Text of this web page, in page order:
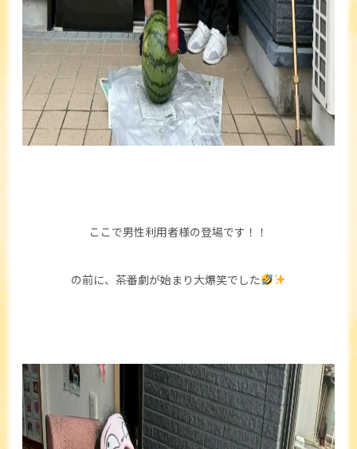
ここで男性利用者様の登場です！！
の前に、茶番劇が始まり大爆笑でした